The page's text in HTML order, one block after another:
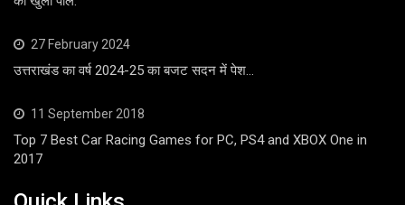
27 February 2024
उत्तराखंड का वर्ष 2024-25 का बजट सदन में पेश…
11 September 2018
Top 7 Best Car Racing Games for PC, PS4 and XBOX One in
2017